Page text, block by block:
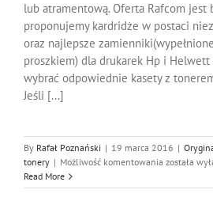
lub atramentową. Oferta Rafcom jest
proponujemy kardridże w postaci
oraz najlepsze
proszkiem) dla drukarek Hp i Helwett
wybrać odpowiednie kasety z
Jeśli [...]
By Rafał Poznański | 19 marca 2016 |
tonery | Możliwość komentowania Tonery
Drukarek
została
Read More